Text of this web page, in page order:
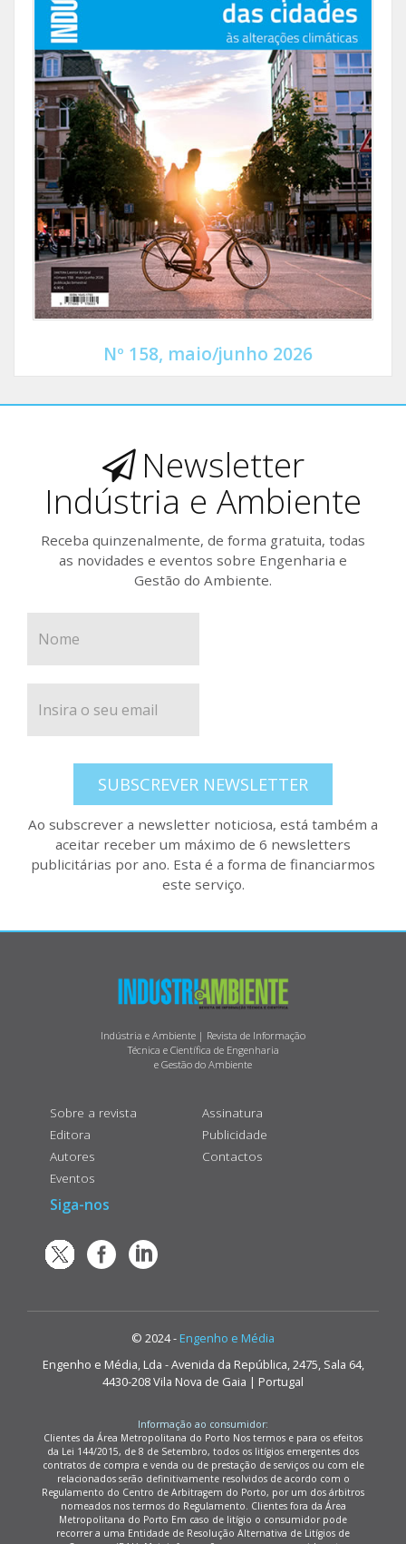
Nº 158, maio/junho 2026
Newsletter
Indústria e Ambiente
Receba quinzenalmente, de forma gratuita, todas
as novidades e eventos sobre Engenharia e
Gestão do Ambiente.
SUBSCREVER NEWSLETTER
Ao subscrever a newsletter noticiosa, está também a
aceitar receber um máximo de 6 newsletters
publicitárias por ano. Esta é a forma de financiarmos
este serviço.
Indústria e Ambiente | Revista de Informação
Técnica e Científica de Engenharia
e Gestão do Ambiente
Sobre a revista
Editora
Autores
Eventos
Assinatura
Publicidade
Contactos
Siga-nos
© 2024 - Engenho e Média
Engenho e Média, Lda - Avenida da República, 2475, Sala 64,
4430-208 Vila Nova de Gaia | Portugal
Informação ao consumidor:
Clientes da Área Metropolitana do Porto Nos termos e para os efeitos
da Lei 144/2015, de 8 de Setembro, todos os litígios emergentes dos
contratos de compra e venda ou de prestação de serviços ou com ele
relacionados serão definitivamente resolvidos de acordo com o
Regulamento do Centro de Arbitragem do Porto, por um dos árbitros
nomeados nos termos do Regulamento. Clientes fora da Área
Metropolitana do Porto Em caso de litígio o consumidor pode
recorrer a uma Entidade de Resolução Alternativa de Litígios de